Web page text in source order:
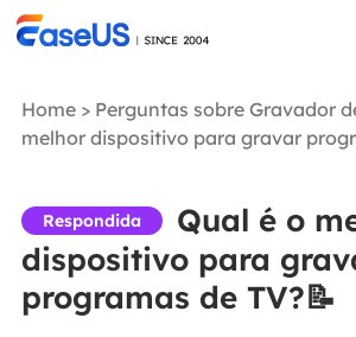
Home> Perguntas sobre Gravador
melhor dispositivo para gravar
Respondida
Qual é o
dispositivo para
programas de TV?📝